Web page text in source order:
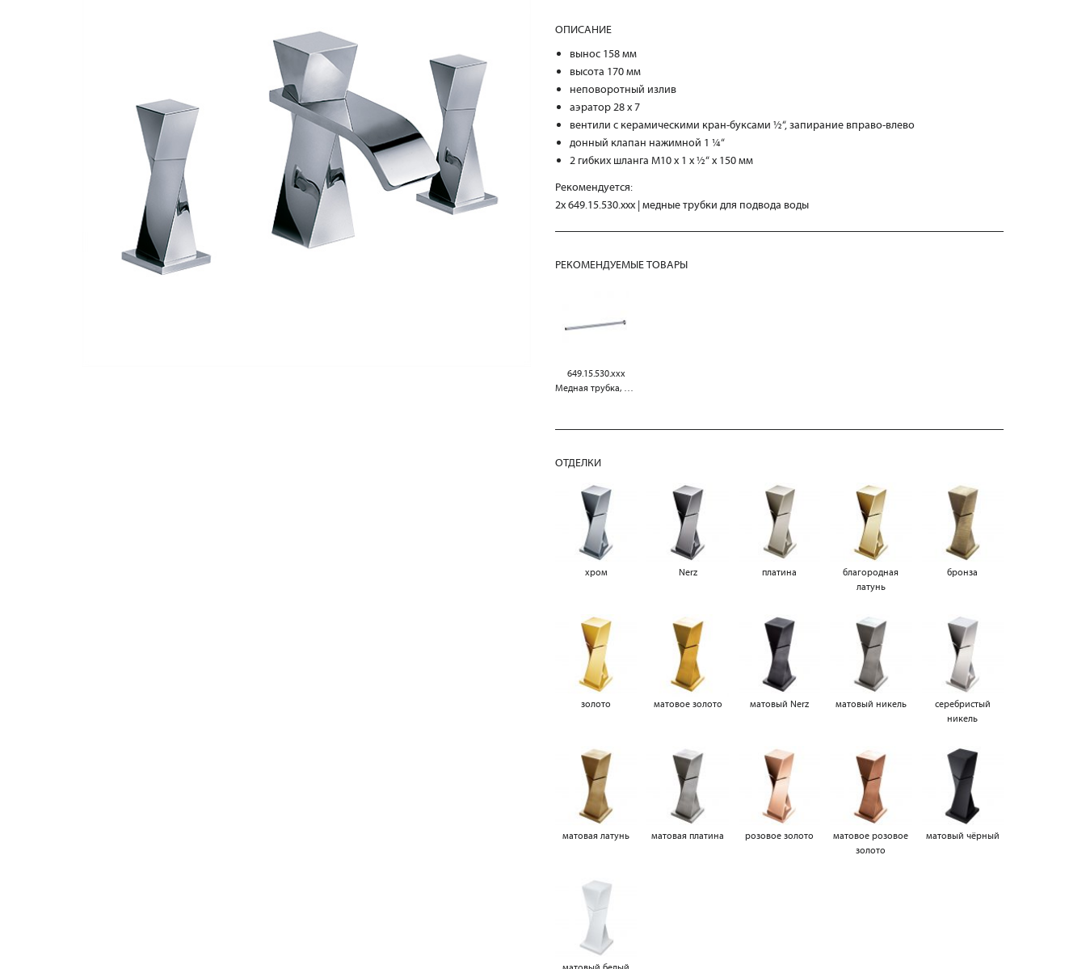
ОПИСАНИЕ
вынос 158 мм
высота 170 мм
неповоротный излив
аэратор 28 x 7
вентили с керамическими кран-буксами ½“, запирание вправо-влево
донный клапан нажимной 1 ¼“
2 гибких шланга M10 x 1 x ½“ x 150 мм
Рекомендуется:
2x 649.15.530.xxx | медные трубки для подвода воды
РЕКОМЕНДУЕМЫЕ ТОВАРЫ
649.15.530.xxx
Медная трубка, 300 мм
ОТДЕЛКИ
хром Nerz платина
благородная
латунь
бронза
золото матовое золото матовый Nerz матовый никель
серебристый
никель
матовая латунь матовая платина розовое золото
матовое розовое
золото
матовый чёрный